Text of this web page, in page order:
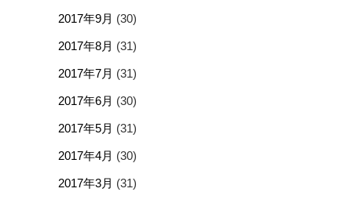
2017年9月 (30)
2017年8月 (31)
2017年7月 (31)
2017年6月 (30)
2017年5月 (31)
2017年4月 (30)
2017年3月 (31)